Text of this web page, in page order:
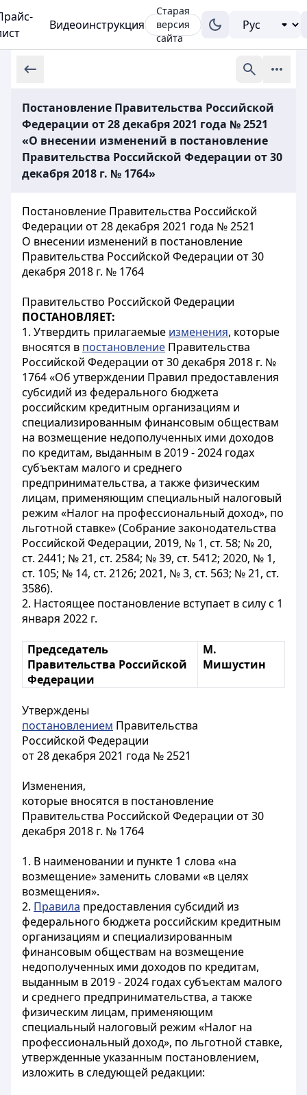
Видеоинструкция
Старая
версия
сайта
Постановление Правительства Российской
Федерации от 28 декабря 2021 года № 2521
«О внесении изменений в постановление
Правительства Российской Федерации от 30
декабря 2018 г. № 1764»
Постановление Правительства Российской
Федерации от 28 декабря 2021 года № 2521
О внесении изменений в постановление
Правительства Российской Федерации от 30
декабря 2018 г. № 1764
Правительство Российской Федерации
ПОСТАНОВЛЯЕТ:
1. Утвердить прилагаемые изменения, которые
вносятся в постановление Правительства
Российской Федерации от 30 декабря 2018 г. №
1764 «Об утверждении Правил предоставления
субсидий из федерального бюджета
российским кредитным организациям и
специализированным финансовым обществам
на возмещение недополученных ими доходов
по кредитам, выданным в 2019 - 2024 годах
субъектам малого и среднего
предпринимательства, а также физическим
лицам, применяющим специальный налоговый
режим «Налог на профессиональный доход», по
льготной ставке» (Собрание законодательства
Российской Федерации, 2019, № 1, ст. 58; № 20,
ст. 2441; № 21, ст. 2584; № 39, ст. 5412; 2020, № 1,
ст. 105; № 14, ст. 2126; 2021, № 3, ст. 563; № 21, ст.
3586).
2. Настоящее постановление вступает в силу с 1
января 2022 г.
Председатель
Правительства Российской
Федерации
М.
Мишустин
Утверждены
постановлением Правительства
Российской Федерации
от 28 декабря 2021 года № 2521
Изменения,
которые вносятся в постановление
Правительства Российской Федерации от 30
декабря 2018 г. № 1764
1. В наименовании и пункте 1 слова «на
возмещение» заменить словами «в целях
возмещения».
2. Правила предоставления субсидий из
федерального бюджета российским кредитным
организациям и специализированным
финансовым обществам на возмещение
недополученных ими доходов по кредитам,
выданным в 2019 - 2024 годах субъектам малого
и среднего предпринимательства, а также
физическим лицам, применяющим
специальный налоговый режим «Налог на
профессиональный доход», по льготной ставке,
утвержденные указанным постановлением,
изложить в следующей редакции: